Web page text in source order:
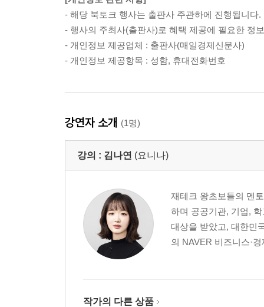
- 해당 북토크 행사는 출판사 주관하에 진행됩니다.
- 행사의 주최사(출판사)로 혜택 제공에 필요한 정
- 개인정보 제공업체 : 출판사(매일경제신문사)
- 개인정보 제공항목 : 성함, 휴대전화번호
강연자 소개 (1명)
강의 : 김나연 (요니나)
재테크 왕초보들의 멘
하며 공공기관, 기업,
대상을 받았고, 대한민
의 NAVER 비즈니스·
작가의 다른 상품